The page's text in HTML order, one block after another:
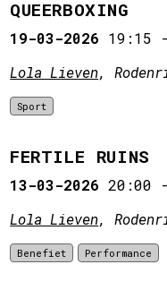
QUEERBOXING
19-03-2026 19:15
Lola Lieven,
Sport
FERTILE RUINS
13-03-2026 20:00
Lola Lieven,
Benefiet Performance